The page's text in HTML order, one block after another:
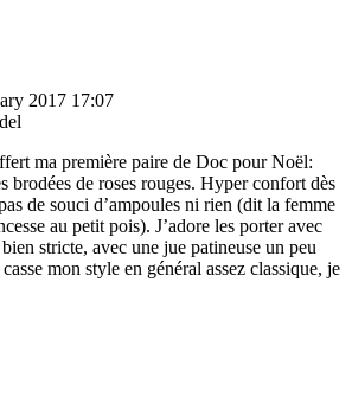
2017 17:07
ma première paire de Doc pour Noël:
brodées de roses rouges. Hyper confort dès
de souci d’ampoules ni rien (dit la femme
au petit pois). J’adore les porter avec
stricte, avec une jue patineuse un peu
mon style en général assez classique, je